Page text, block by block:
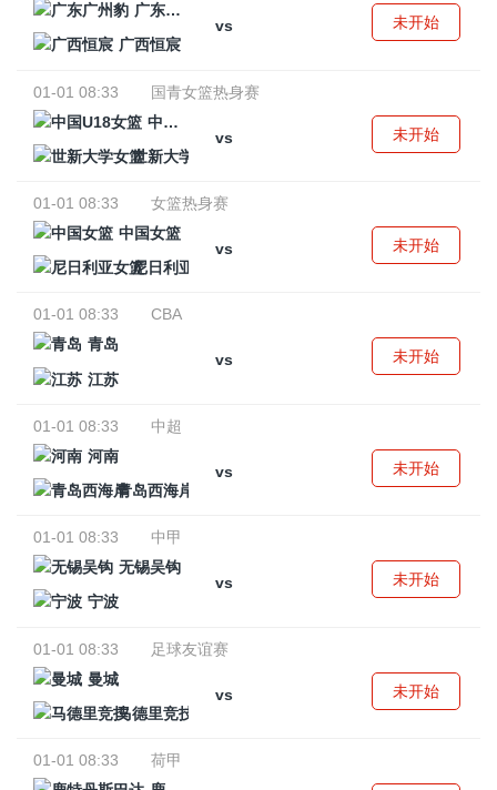
广东广州豹
vs
广西恒宸
未开始
01-01 08:33
国青女篮热身赛
中国U18女篮
vs
世新大学女篮
未开始
01-01 08:33
女篮热身赛
中国女篮
vs
尼日利亚女篮
未开始
01-01 08:33
CBA
青岛
vs
江苏
未开始
01-01 08:33
中超
河南
vs
青岛西海岸
未开始
01-01 08:33
中甲
无锡吴钩
vs
宁波
未开始
01-01 08:33
足球友谊赛
曼城
vs
马德里竞技
未开始
01-01 08:33
荷甲